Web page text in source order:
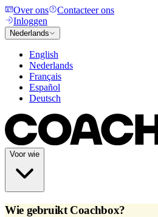
Over ons
Contacteer ons
Inloggen
Nederlands
English
Nederlands
Français
Español
Deutsch
Voor wie
Wie gebruikt Coachbox?